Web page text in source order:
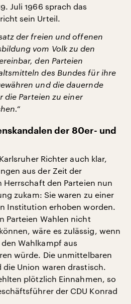
Juli 1966 sprach das
sein Urteil.
der freien und offenen
vom Volk zu den
den Parteien
des Bundes für ihre
und die dauernde
die Parteien zu einer
der 80er- und
Richter auch klar,
aus der Zeit der
den Parteien nun
zukam: Sie waren zu einer
Institution erhoben worden.
Parteien Wahlen nicht
wäre es zulässig, wenn
Wahlkampf aus
würde. Die unmittelbaren
die Union waren drastisch.
plötzlich Einnahmen, so
der CDU Konrad